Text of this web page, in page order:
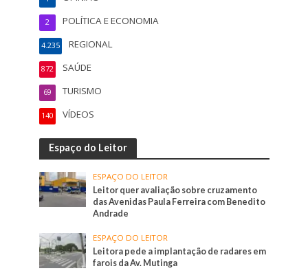
POLÍTICA E ECONOMIA
2
REGIONAL
4.235
SAÚDE
872
TURISMO
69
VÍDEOS
140
Espaço do Leitor
ESPAÇO DO LEITOR
Leitor quer avaliação sobre cruzamento
das Avenidas Paula Ferreira com Benedito
Andrade
ESPAÇO DO LEITOR
Leitora pede a implantação de radares em
farois da Av. Mutinga